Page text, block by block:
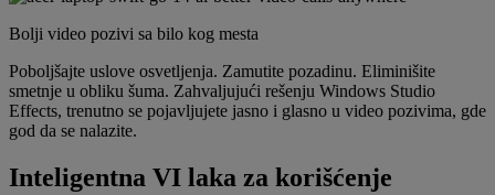
Bolji video pozivi sa bilo kog mesta
Poboljšajte uslove osvetljenja. Zamutite pozadinu. Eliminišite
smetnje u obliku šuma. Zahvaljujući rešenju Windows Studio
Effects, trenutno se pojavljujete jasno i glasno u video pozivima, gde
god da se nalazite.
Inteligentna VI laka za korišćenje